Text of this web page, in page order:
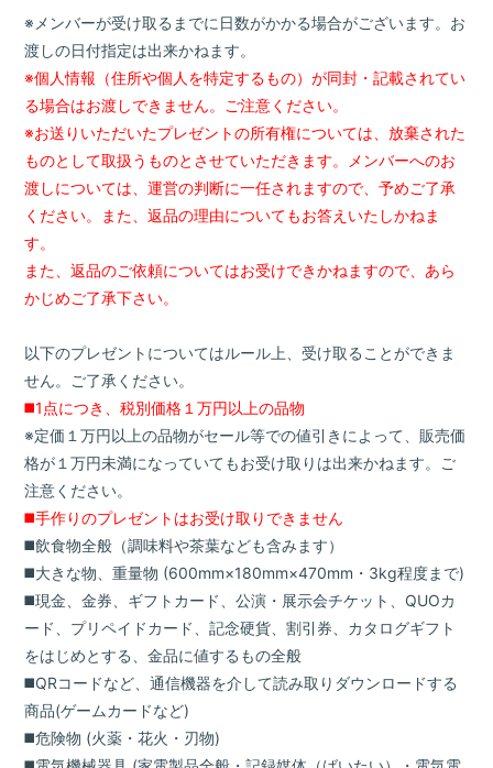
※メンバーが受け取るまでに日数がかかる場合がございます。お
渡しの日付指定は出来かねます。
※個人情報（住所や個人を特定するもの）が同封・記載されてい
る場合はお渡しできません。ご注意ください。
※お送りいただいたプレゼントの所有権については、放棄された
ものとして取扱うものとさせていただきます。メンバーへのお
渡しについては、運営の判断に一任されますので、予めご了承
ください。また、返品の理由についてもお答えいたしかねま
す。
また、返品のご依頼についてはお受けできかねますので、あら
かじめご了承下さい。
以下のプレゼントについてはルール上、受け取ることができま
せん。ご了承ください。
◼️1点につき、税別価格１万円以上の品物
※定価１万円以上の品物がセール等での値引きによって、販売価
格が１万円未満になっていてもお受け取りは出来かねます。ご
注意ください。
◼️手作りのプレゼントはお受け取りできません
◼️飲食物全般（調味料や茶葉なども含みます）
◼️大きな物、重量物 (600mm×180mm×470mm・3kg程度まで)
◼️現金、金券、ギフトカード、公演・展示会チケット、QUOカ
ード、プリペイドカード、記念硬貨、割引券、カタログギフト
をはじめとする、金品に値するもの全般
◼️QRコードなど、通信機器を介して読み取りダウンロードする
商品(ゲームカードなど)
◼️危険物 (火薬・花火・刃物)